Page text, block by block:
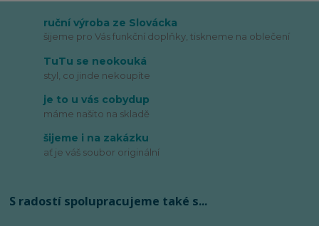
ruční výroba ze Slovácka
šijeme pro Vás funkční doplňky, tiskneme na oblečení
TuTu se neokouká
styl, co jinde nekoupíte
je to u vás cobydup
máme našito na skladě
šijeme i na zakázku
ať je váš soubor originální
S radostí spolupracujeme také s...